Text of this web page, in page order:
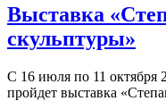
Выставка
скульптуры»
С 16 июля по 11 октября
пройдет выставка